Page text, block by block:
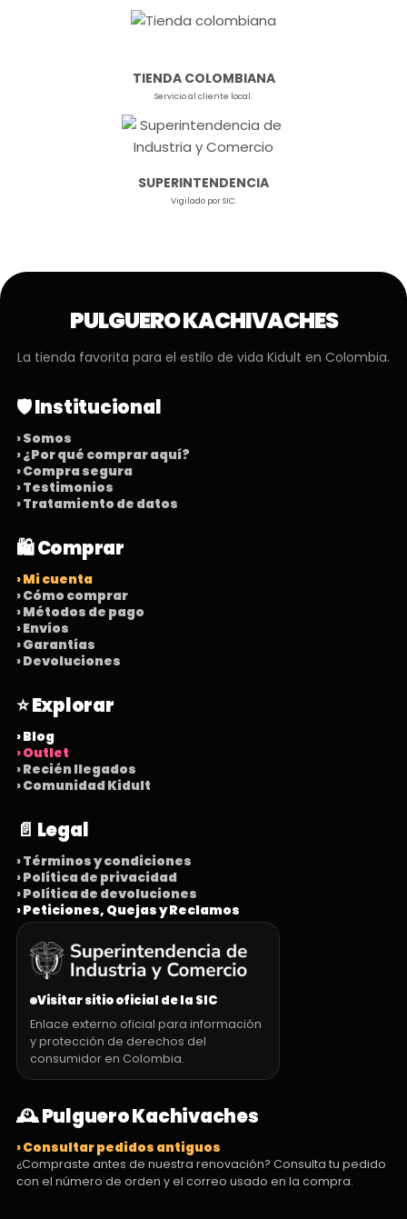
TIENDA COLOMBIANA
Servicio al cliente local.
SUPERINTENDENCIA
Vigilado por SIC.
PULGUERO KACHIVACHES
La tienda favorita para el estilo de vida Kidult en Colombia.
🛡️ Institucional
› Somos
› ¿Por qué comprar aquí?
› Compra segura
› Testimonios
› Tratamiento de datos
🛍️ Comprar
› Mi cuenta
› Cómo comprar
› Métodos de pago
› Envíos
› Garantías
› Devoluciones
⭐ Explorar
› Blog
› Outlet
› Recién llegados
› Comunidad Kidult
📄 Legal
› Términos y condiciones
› Política de privacidad
› Política de devoluciones
› Peticiones, Quejas y Reclamos
Visitar sitio oficial de la SIC
Enlace externo oficial para información
y protección de derechos del
consumidor en Colombia.
🕰️ Pulguero Kachivaches
› Consultar pedidos antiguos
¿Compraste antes de nuestra renovación? Consulta tu pedido
con el número de orden y el correo usado en la compra.